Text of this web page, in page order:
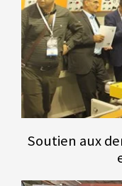
Soutien aux